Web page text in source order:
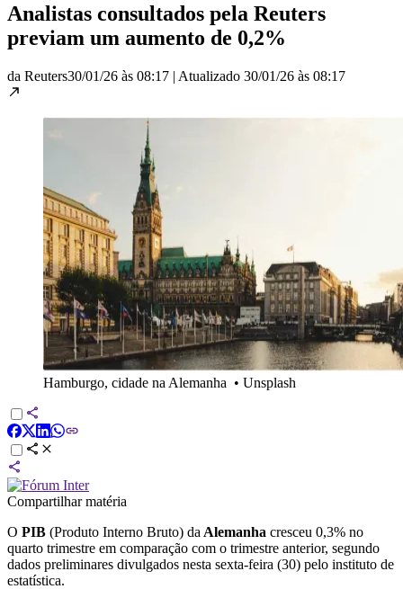
Analistas consultados pela Reuters
⁠previam um ⁠aumento de 0,2%
da Reuters30/01/26 às 08:17 | Atualizado 30/01/26 às 08:17
Hamburgo, cidade na Alemanha • Unsplash
Compartilhar matéria
O ‍ PIB (Produto Interno Bruto) da Alemanha ​cresceu ⁠0,3% ‌no
quarto trimestre ⁠em ‌comparação ‍com ‍o trimestre ⁠anterior, segundo
dados preliminares divulgados ‌nesta ​sexta-feira (30) ⁠pelo instituto de
estatística.